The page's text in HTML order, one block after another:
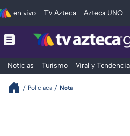
en vivo TV Azteca Azteca UNO
Noticias Turismo Viral y Tendencia
Policiaca Nota